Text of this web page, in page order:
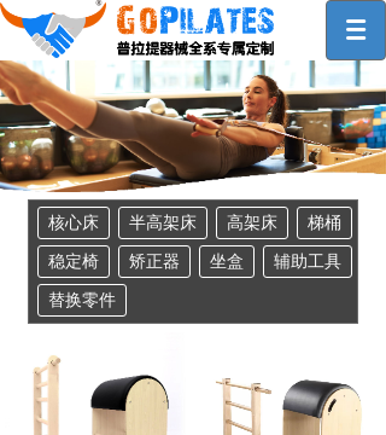
核心床 半高架床 高架床
梯桶
稳定椅
矫正器 坐盒
辅助工具
替换零件